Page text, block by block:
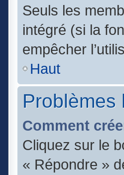
Seuls les
intégré (si la
empêcher
Haut
Problèmes
Comment
Cliquez sur le
« Répondre »